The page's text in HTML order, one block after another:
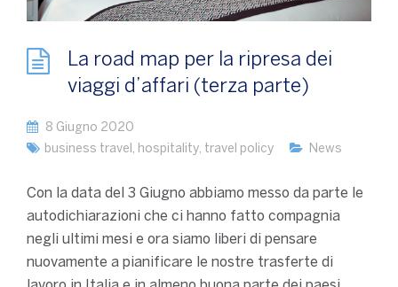
La road map per la ripresa dei
viaggi d’affari (terza parte)
8 Giugno 2020
business travel , hospitality, travel policy News
Con la data del 3 Giugno abbiamo messo da parte le
autodichiarazioni che ci hanno fatto compagnia
negli ultimi mesi e ora siamo liberi di pensare
nuovamente a pianificare le nostre trasferte di